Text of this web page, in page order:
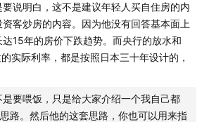
太爱炒房了
的心魔
题：人生的低谷和高峰是啥时候？
说明白，这不是建议年轻人买自住房的内
客炒房的内容。因为他没有回答基本面上
15年的房价下跌趋势。而央行的放水和
实际利率，都是按照日本三十年设计的，
是要喂饭，只是给大家介绍一个我自己都
路。然后他的这套思路，你也可以用来指